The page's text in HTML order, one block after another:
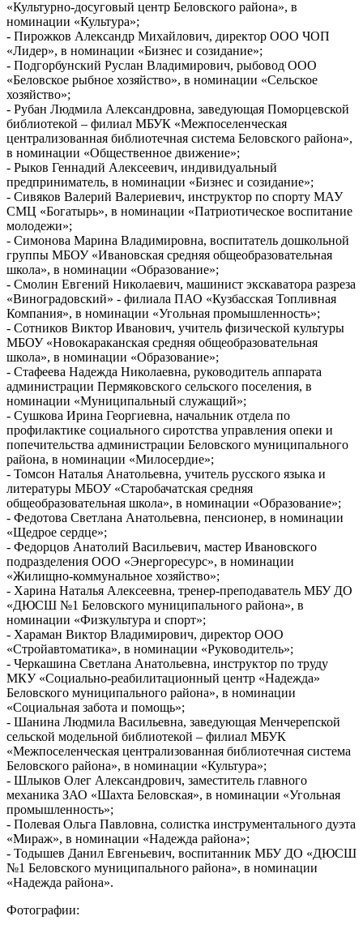
«Культурно-досуговый центр Беловского района», в
номинации «Культура»;
- Пирожков Александр Михайлович, директор ООО ЧОП
«Лидер», в номинации «Бизнес и созидание»;
- Подгорбунский Руслан Владимирович, рыбовод ООО
«Беловское рыбное хозяйство», в номинации «Сельское
хозяйство»;
- Рубан Людмила Александровна, заведующая Поморцевской
библиотекой – филиал МБУК «Межпоселенческая
централизованная библиотечная система Беловского района»,
в номинации «Общественное движение»;
- Рыков Геннадий Алексеевич, индивидуальный
предприниматель, в номинации «Бизнес и созидание»;
- Сивяков Валерий Валериевич, инструктор по спорту МАУ
СМЦ «Богатырь», в номинации «Патриотическое воспитание
молодежи»;
- Симонова Марина Владимировна, воспитатель дошкольной
группы МБОУ «Ивановская средняя общеобразовательная
школа», в номинации «Образование»;
- Смолин Евгений Николаевич, машинист экскаватора разреза
«Виноградовский» - филиала ПАО «Кузбасская Топливная
Компания», в номинации «Угольная промышленность»;
- Сотников Виктор Иванович, учитель физической культуры
МБОУ «Новокараканская средняя общеобразовательная
школа», в номинации «Образование»;
- Стафеева Надежда Николаевна, руководитель аппарата
администрации Пермяковского сельского поселения, в
номинации «Муниципальный служащий»;
- Сушкова Ирина Георгиевна, начальник отдела по
профилактике социального сиротства управления опеки и
попечительства администрации Беловского муниципального
района, в номинации «Милосердие»;
- Томсон Наталья Анатольевна, учитель русского языка и
литературы МБОУ «Старобачатская средняя
общеобразовательная школа», в номинации «Образование»;
- Федотова Светлана Анатольевна, пенсионер, в номинации
«Щедрое сердце»;
- Федорцов Анатолий Васильевич, мастер Ивановского
подразделения ООО «Энергоресурс», в номинации
«Жилищно-коммунальное хозяйство»;
- Харина Наталья Алексеевна, тренер-преподаватель МБУ ДО
«ДЮСШ №1 Беловского муниципального района», в
номинации «Физкультура и спорт»;
- Хараман Виктор Владимирович, директор ООО
«Стройавтоматика», в номинации «Руководитель»;
- Черкашина Светлана Анатольевна, инструктор по труду
МКУ «Социально-реабилитационный центр «Надежда»
Беловского муниципального района», в номинации
«Социальная забота и помощь»;
- Шанина Людмила Васильевна, заведующая Менчерепской
сельской модельной библиотекой – филиал МБУК
«Межпоселенческая централизованная библиотечная система
Беловского района», в номинации «Культура»;
- Шлыков Олег Александрович, заместитель главного
механика ЗАО «Шахта Беловская», в номинации «Угольная
промышленность»;
- Полевая Ольга Павловна, солистка инструментального дуэта
«Мираж», в номинации «Надежда района»;
- Тодышев Данил Евгеньевич, воспитанник МБУ ДО «ДЮСШ
№1 Беловского муниципального района», в номинации
«Надежда района».
Фотографии: